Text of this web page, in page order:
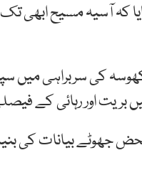
کہ آسیہ مسیح ابھی
سربراہی میں
اور رہائی کے
بیانات کی